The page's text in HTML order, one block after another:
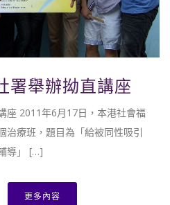
署舉辦拗直講座
座 2011年6月17日，本港社會福
治療班，題目為「給被同性吸引
導」 […]
更多內容